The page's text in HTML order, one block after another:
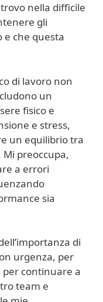
nella difficile
gli
e che questa
di lavoro non
un
fisico e
e stress,
un equilibrio tra
preoccupa,
a errori
sia
di
urgenza, per
continuare a
team e